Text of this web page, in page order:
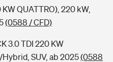
QUATTRO), 220 kW,
(0588 / CFD)
3.0 TDI 220 KW
SUV, ab 2025(0588